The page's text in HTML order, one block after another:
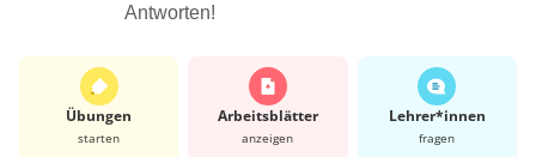
Antworten!
Übungen
starten
Arbeits­blätter
anzeigen
Lehrer*​innen
fragen